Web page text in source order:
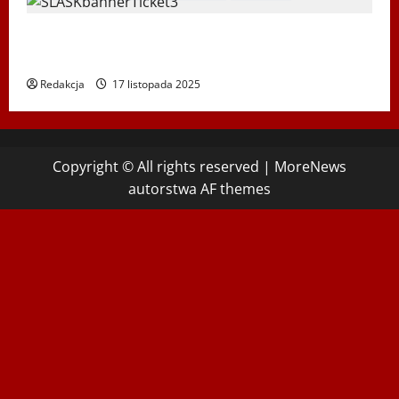
Redakcja 17 listopada 2025
Copyright © All rights reserved | MoreNews
autorstwa AF themes